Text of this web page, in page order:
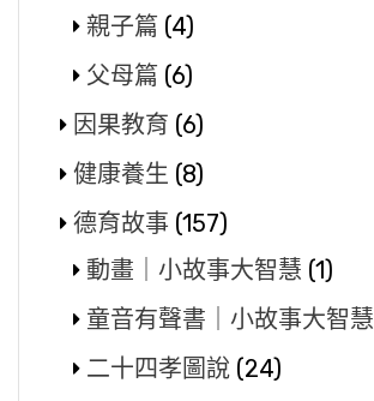
親子篇 (4)
父母篇 (6)
因果教育 (6)
健康養生 (8)
德育故事 (157)
動畫｜小故事大智慧 (1)
童音有聲書｜小故事大智慧
二十四孝圖說 (24)